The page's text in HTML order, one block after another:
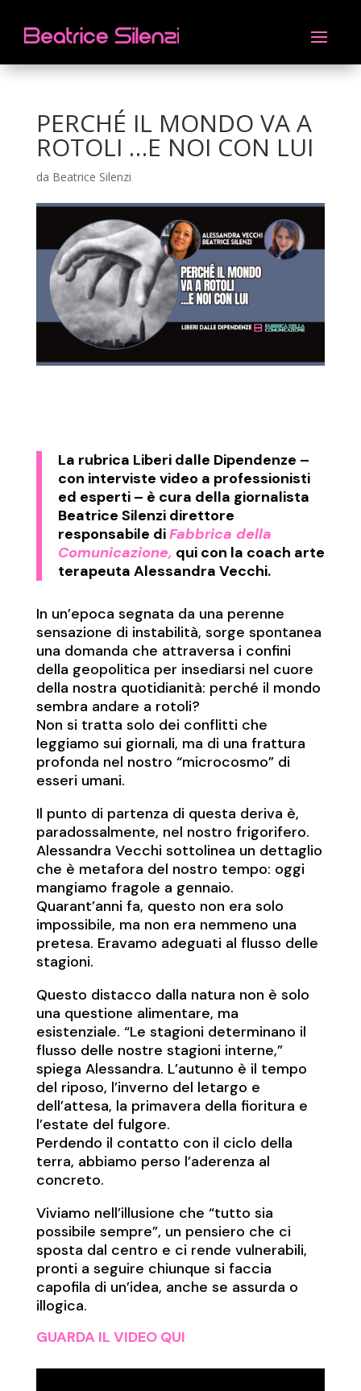
PERCHÉ IL MONDO VA A
ROTOLI …E NOI CON LUI
da Beatrice Silenzi
La rubrica Liberi dalle Dipendenze –
con interviste video a professionisti
ed esperti – è cura della giornalista
Beatrice Silenzi direttore
responsabile diFabbrica della
Comunicazione, qui con la coach arte
terapeuta Alessandra Vecchi.
In un’epoca segnata da una perenne
sensazione di instabilità, sorge spontanea
una domanda che attraversa i confini
della geopolitica per insediarsi nel cuore
della nostra quotidianità: perché il mondo
sembra andare a rotoli?
Non si tratta solo dei conflitti che
leggiamo sui giornali, ma di una frattura
profonda nel nostro “microcosmo” di
esseri umani.
Il punto di partenza di questa deriva è,
paradossalmente, nel nostro frigorifero.
Alessandra Vecchi sottolinea un dettaglio
che è metafora del nostro tempo: oggi
mangiamo fragole a gennaio.
Quarant’anni fa, questo non era solo
impossibile, ma non era nemmeno una
pretesa. Eravamo adeguati al flusso delle
stagioni.
Questo distacco dalla natura non è solo
una questione alimentare, ma
esistenziale. “Le stagioni determinano il
flusso delle nostre stagioni interne,”
spiega Alessandra. L’autunno è il tempo
del riposo, l’inverno del letargo e
dell’attesa, la primavera della fioritura e
l’estate del fulgore.
Perdendo il contatto con il ciclo della
terra, abbiamo perso l’aderenza al
concreto.
Viviamo nell’illusione che “tutto sia
possibile sempre”, un pensiero che ci
sposta dal centro e ci rende vulnerabili,
pronti a seguire chiunque si faccia
capofila di un’idea, anche se assurda o
illogica.
GUARDA IL VIDEO QUI